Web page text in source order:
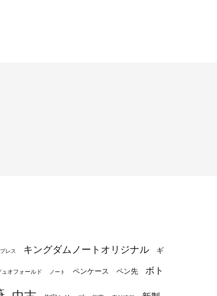
レス キングダムノートオリジナル ギ
ュオフォールド ノート ペンケース ペン先 ボト